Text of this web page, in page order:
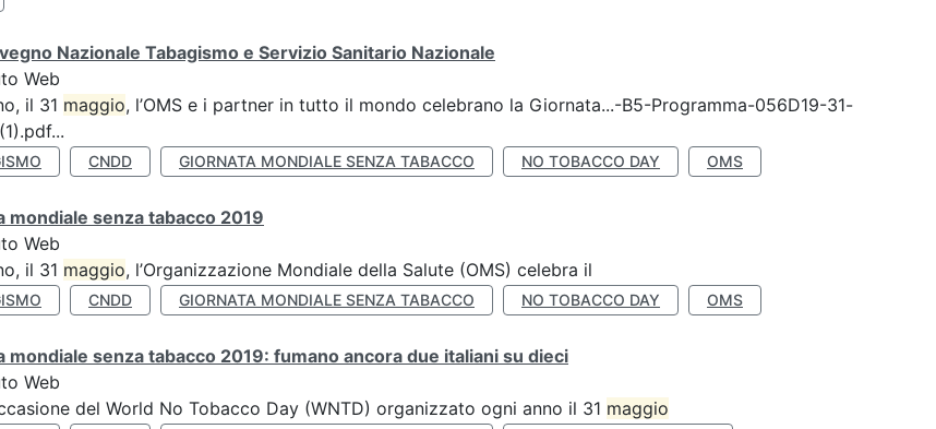
Nazionale Tabagismo e Servizio Sanitario Nazionale
Web
il 31 maggio, l’OMS e i partner in tutto il mondo celebrano la Giornata...-B5-Programma-056D19-31-
(1).pdf...
CNDD GIORNATA MONDIALE SENZA TABACCO NO TOBACCO DAY OMS
mondiale senza tabacco 2019
Web
il 31 maggio, l’Organizzazione Mondiale della Salute (OMS) celebra il
CNDD GIORNATA MONDIALE SENZA TABACCO NO TOBACCO DAY OMS
mondiale senza tabacco 2019: fumano ancora due italiani su dieci
Web
del World No Tobacco Day (WNTD) organizzato ogni anno il 31 maggio